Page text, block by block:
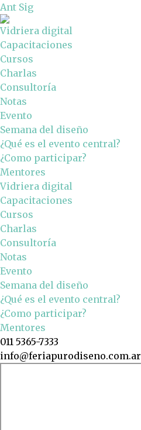
Ant Sig
Vidriera digital
Capacitaciones
Cursos
Charlas
Consultoría
Notas
Evento
Semana del diseño
¿Qué es el evento central?
¿Como participar?
Mentores
Vidriera digital
Capacitaciones
Cursos
Charlas
Consultoría
Notas
Evento
Semana del diseño
¿Qué es el evento central?
¿Como participar?
Mentores
011 5365-7333
info@feriapurodiseno.com.ar